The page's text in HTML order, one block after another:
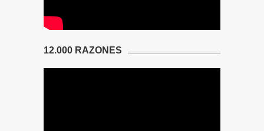
12.000 RAZONES